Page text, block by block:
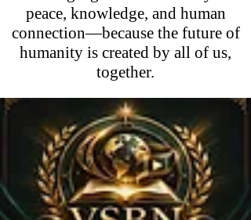
peace, knowledge, and human
connection—because the future of
humanity is created by all of us,
together.